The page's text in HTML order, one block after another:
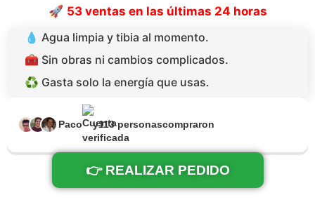
🚀 53 ventas en las últimas 24 horas
💧 Agua limpia y tibia al momento.
🧰 Sin obras ni cambios complicados.
♻️ Gasta solo la energía que usas.
Paco y113 personascompraron
👉 REALIZAR PEDIDO